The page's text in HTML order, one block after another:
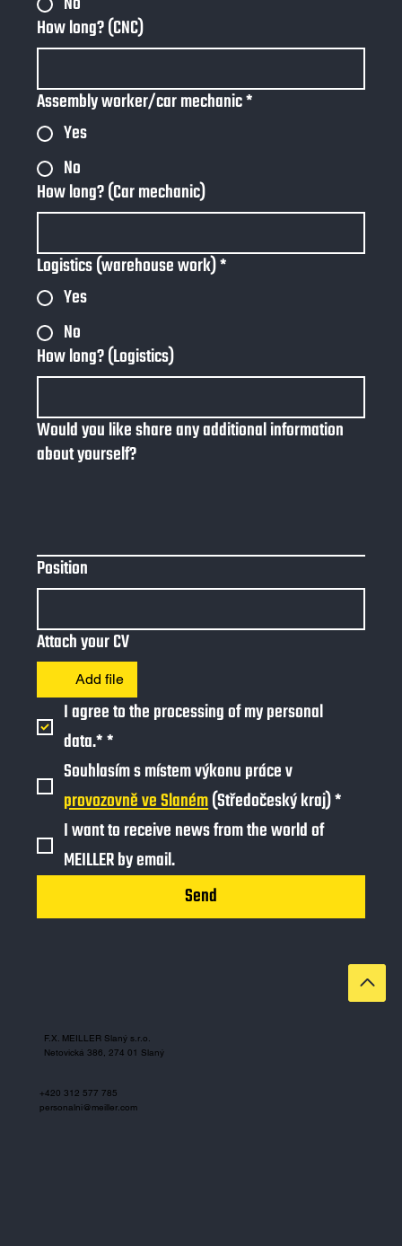
How long? (CNC)
Assembly worker/car mechanic*
Yes
No
How long? (Car mechanic)
Logistics (warehouse work)*
Yes
No
How long? (Logistics)
Would you like share any additional information
about yourself?
Position
Attach your CV
Add file
I agree to the processing of my personal
data.**
provozovně ve Slaném (Středočeský kraj)*
I want to receive news from the world of
MEILLER by email.
Send
F.X. MEILLER Slaný s.r.o.
Netovická 386, 274 01 Slaný
+420 312 577 785
personalni@meiller.com